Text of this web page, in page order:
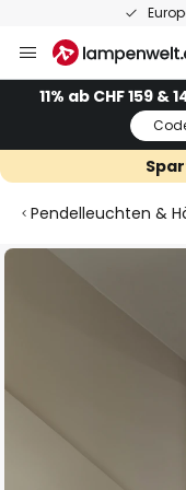
Inhalt
springen
11% ab CHF 159 &
Pendelleuchten &
Zum